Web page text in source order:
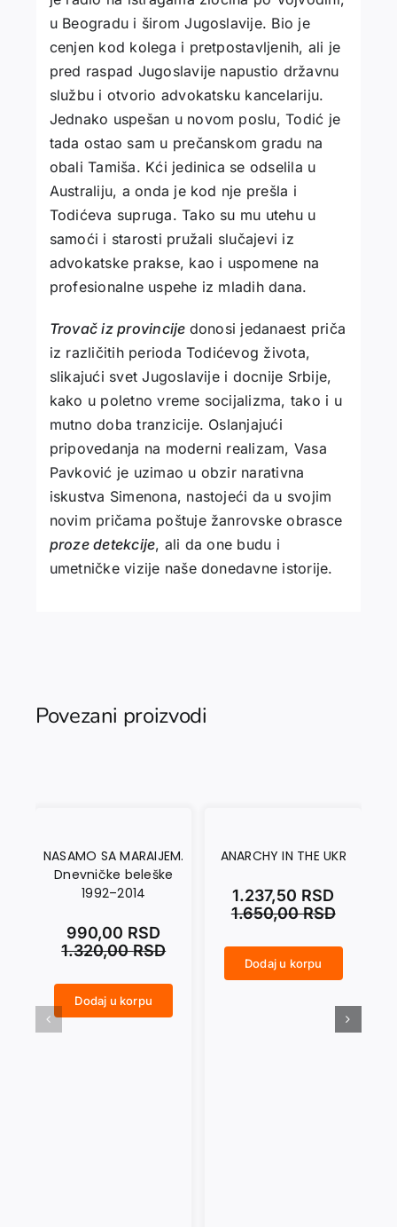
u Beogradu i širom Jugoslavije. Bio je
cenjen kod kolega i pretpostavljenih, ali je
pred raspad Jugoslavije napustio državnu
službu i otvorio advokatsku kancelariju.
Jednako uspešan u novom poslu, Todić je
tada ostao sam u prečanskom gradu na
obali Tamiša. Kći jedinica se odselila u
Australiju, a onda je kod nje prešla i
Todićeva supruga. Tako su mu utehu u
samoći i starosti pružali slučajevi iz
advokatske prakse, kao i uspomene na
profesionalne uspehe iz mladih dana.
Trovač iz provincije donosi jedanaest priča
iz različitih perioda Todićevog života,
slikajući svet Jugoslavije i docnije Srbije,
kako u poletno vreme socijalizma, tako i u
mutno doba tranzicije. Oslanjajući
pripovedanja na moderni realizam, Vasa
Pavković je uzimao u obzir narativna
iskustva Simenona, nastojeći da u svojim
novim pričama poštuje žanrovske obrasce
proze detekcije, ali da one budu i
umetničke vizije naše donedavne istorije.
Povezani proizvodi
NASAMO SA MARAIJEM.
Dnevničke beleške
1992–2014
1.320,00RSD
990,00 RSD
Dodaj u korpu
ANARCHY IN THE UKR
1.650,00RSD
1.237,50 RSD
Dodaj u korpu